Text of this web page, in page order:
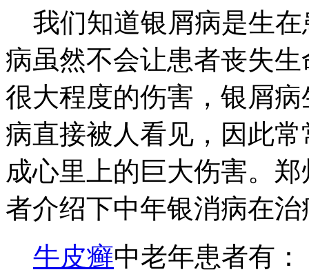
我们知道银屑病是生在
病虽然不会让患者丧失
很大程度的伤害，银屑
病直接被人看见，因此
成心里上的巨大伤害。
者介绍下中年银消病在
牛皮癣中老年患者有：